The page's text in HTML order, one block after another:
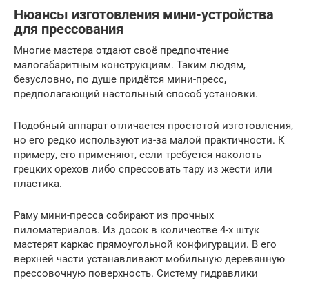
Нюансы изготовления мини-устройства
для прессования
Многие мастера отдают своё предпочтение
малогабаритным конструкциям. Таким людям,
безусловно, по душе придётся мини-пресс,
предполагающий настольный способ установки.
Подобный аппарат отличается простотой изготовления,
но его редко используют из-за малой практичности. К
примеру, его применяют, если требуется наколоть
грецких орехов либо спрессовать тару из жести или
пластика.
Раму мини-пресса собирают из прочных
пиломатериалов. Из досок в количестве 4-х штук
мастерят каркас прямоугольной конфигурации. В его
верхней части устанавливают мобильную деревянную
прессовочную поверхность. Систему гидравлики